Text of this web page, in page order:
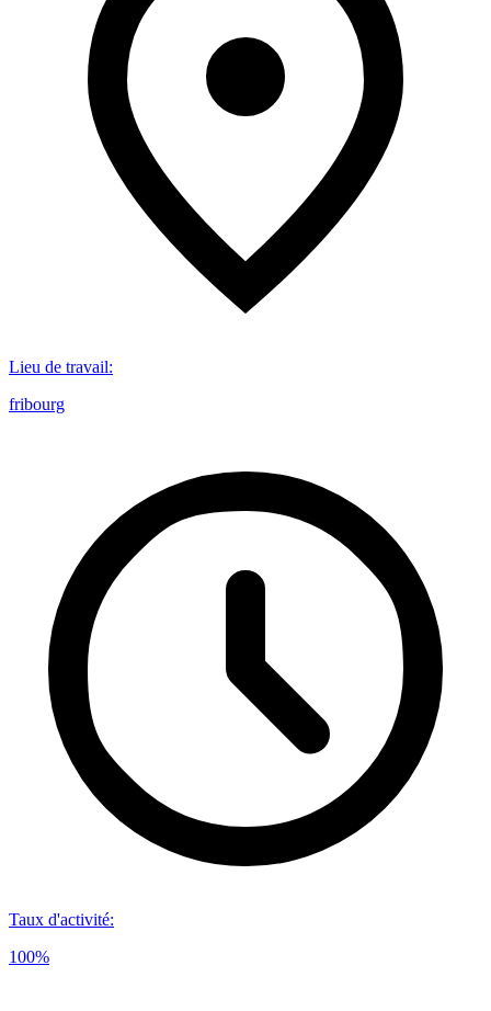
Lieu de travail:
fribourg
Taux d'activité:
100%